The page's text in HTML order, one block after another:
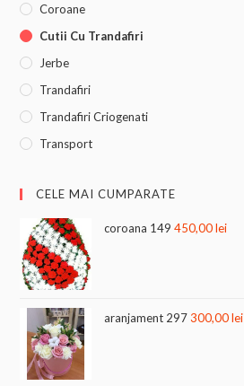
Coroane
Cutii Cu Trandafiri
Jerbe
Trandafiri
Trandafiri Criogenati
Transport
CELE MAI CUMPARATE
coroana 149 450,00lei
aranjament 297 300,00lei